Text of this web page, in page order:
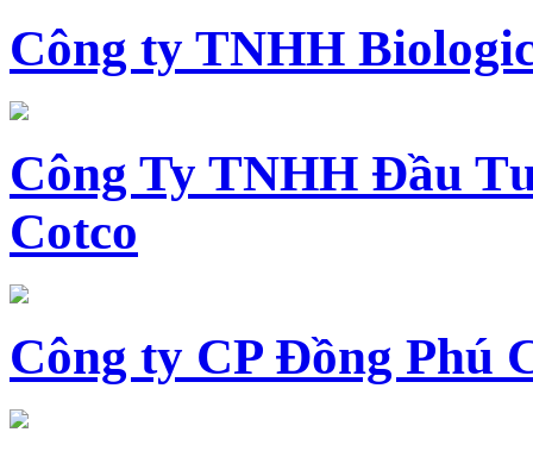
Công ty TNHH
Công Ty TNHH Đầu
Cotco
Công ty CP Đồng Phú